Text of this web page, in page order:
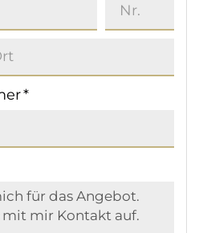
*